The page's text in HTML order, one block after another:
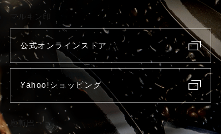
マルキン印
公式オンラインストア
Yahoo!ショッピング
庖斬巴